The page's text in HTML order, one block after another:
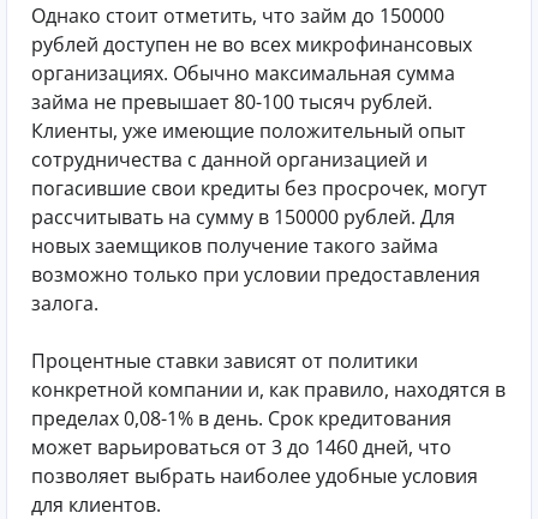
Однако стоит отметить, что займ до 150000
рублей доступен не во всех микрофинансовых
организациях. Обычно максимальная сумма
займа не превышает 80-100 тысяч рублей.
Клиенты, уже имеющие положительный опыт
сотрудничества с данной организацией и
погасившие свои кредиты без просрочек, могут
рассчитывать на сумму в 150000 рублей. Для
новых заемщиков получение такого займа
возможно только при условии предоставления
залога.
Процентные ставки зависят от политики
конкретной компании и, как правило, находятся в
пределах 0,08-1% в день. Срок кредитования
может варьироваться от 3 до 1460 дней, что
позволяет выбрать наиболее удобные условия
для клиентов.